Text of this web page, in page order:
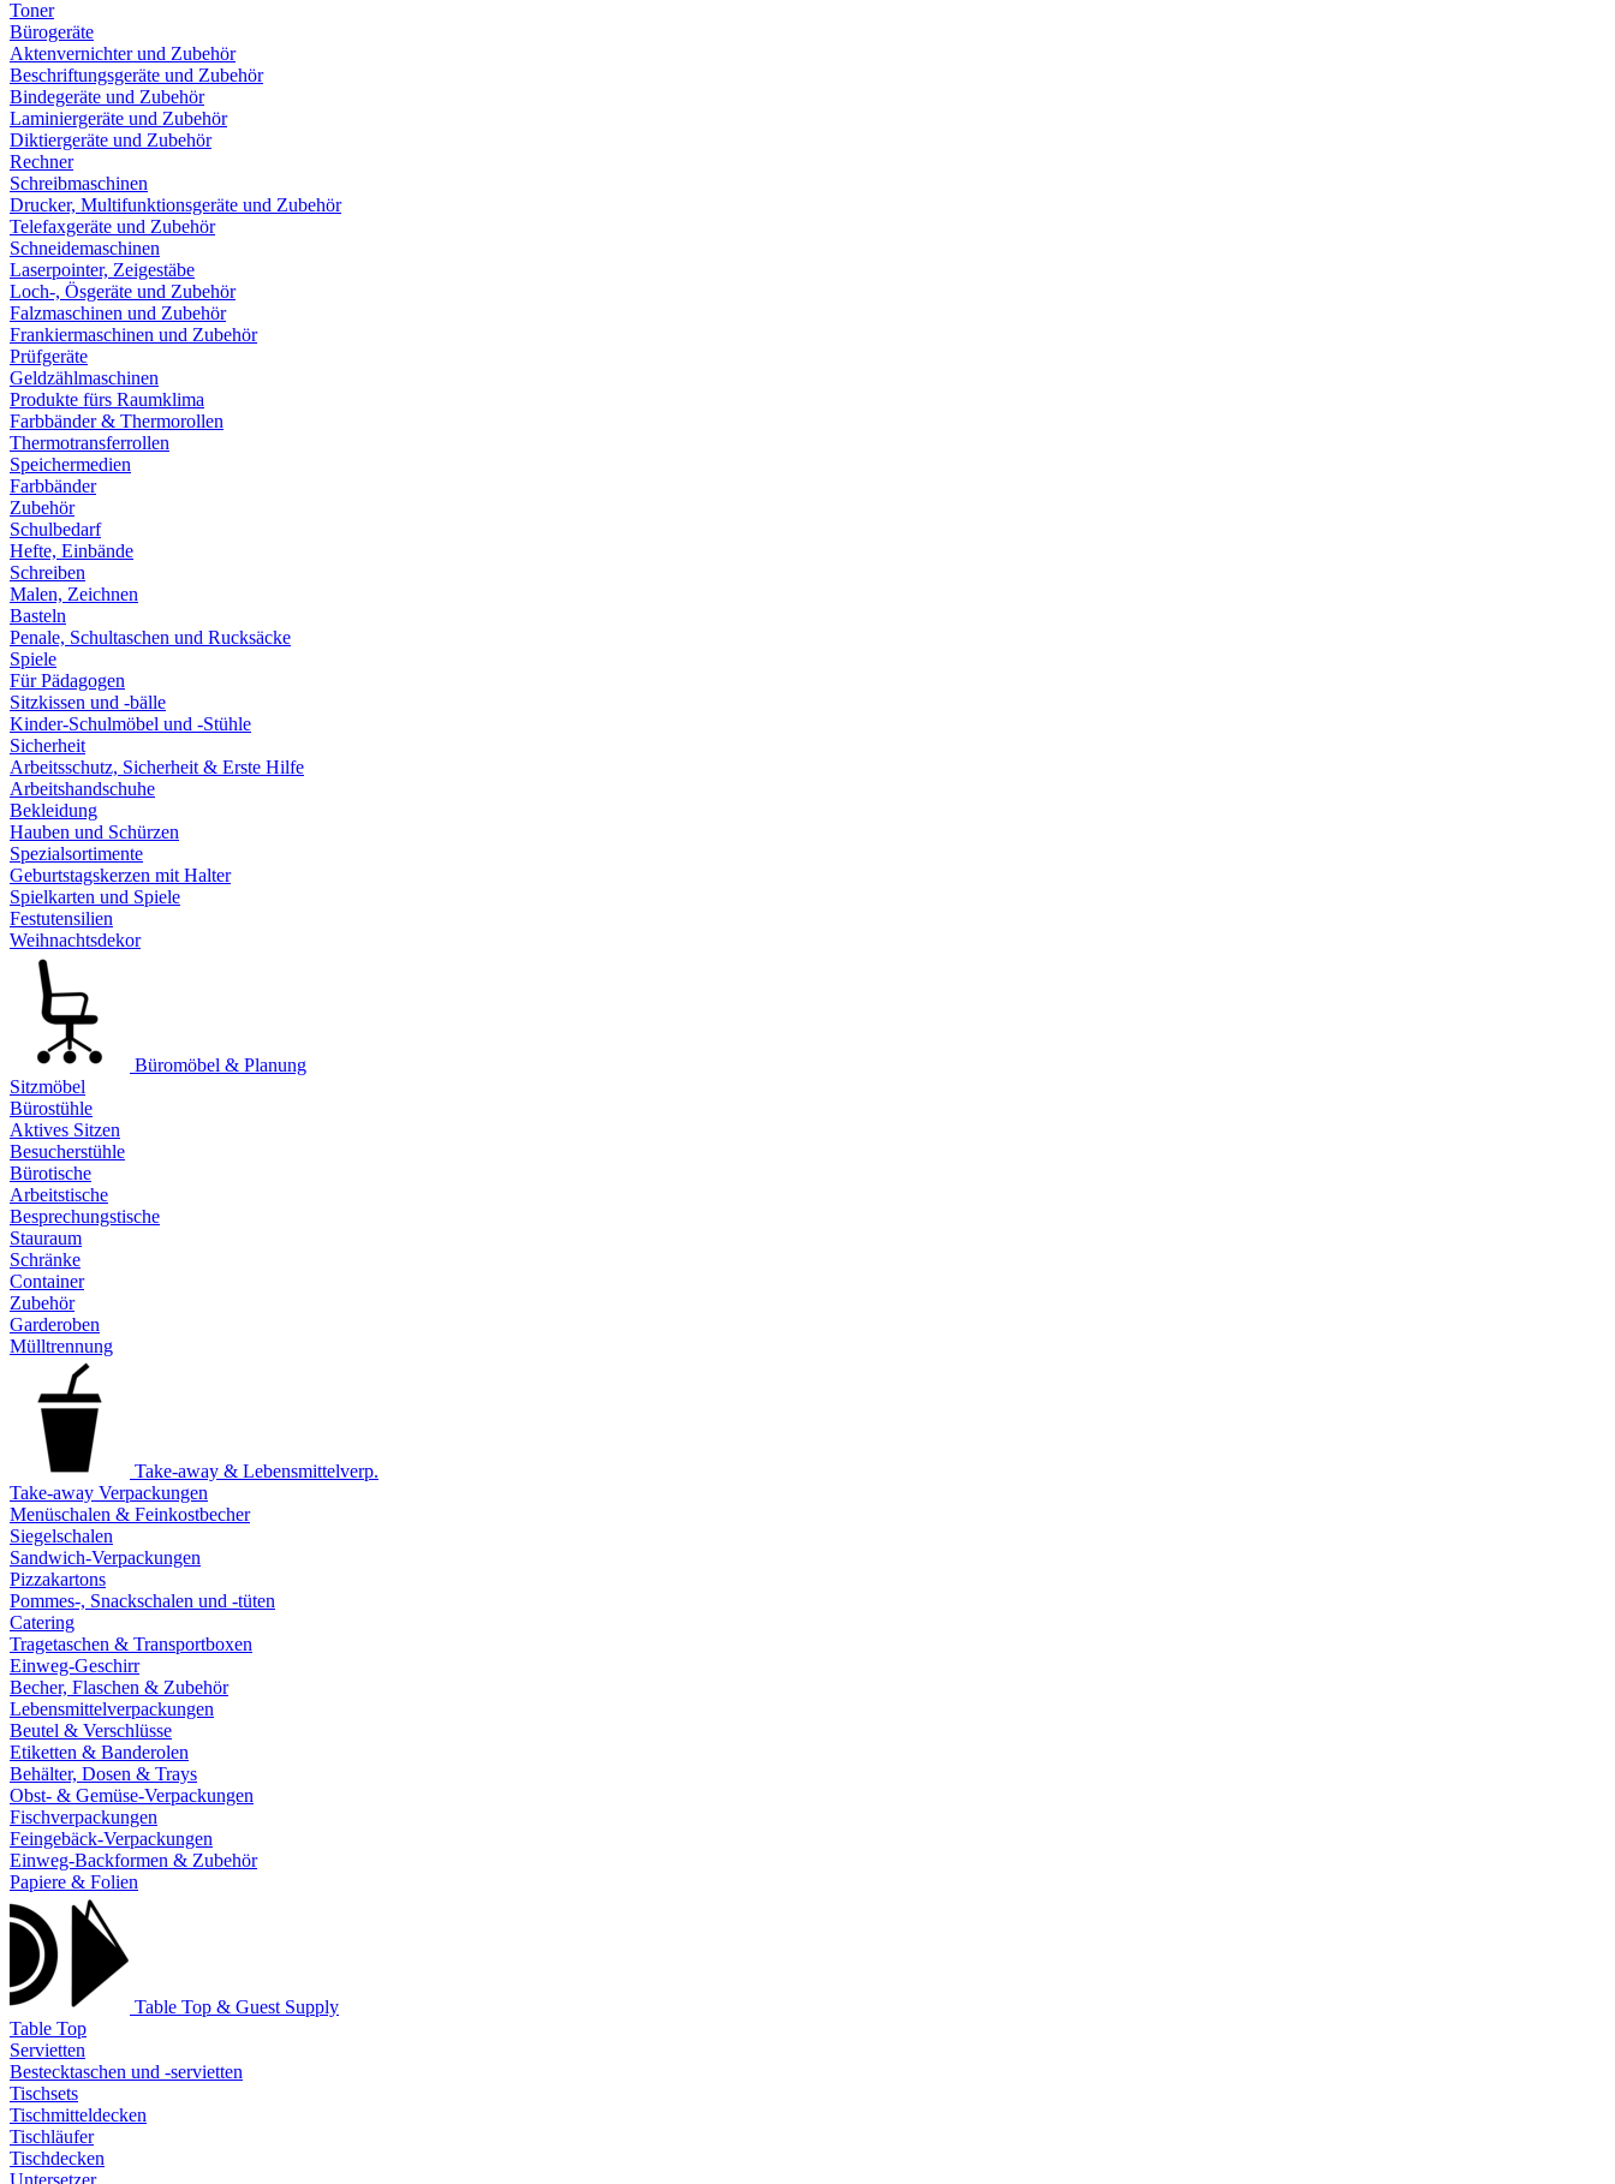
Toner
Bürogeräte
Aktenvernichter und Zubehör
Beschriftungsgeräte und Zubehör
Bindegeräte und Zubehör
Laminiergeräte und Zubehör
Diktiergeräte und Zubehör
Rechner
Schreibmaschinen
Drucker, Multifunktionsgeräte und Zubehör
Telefaxgeräte und Zubehör
Schneidemaschinen
Laserpointer, Zeigestäbe
Loch-, Ösgeräte und Zubehör
Falzmaschinen und Zubehör
Frankiermaschinen und Zubehör
Prüfgeräte
Geldzählmaschinen
Produkte fürs Raumklima
Farbbänder & Thermorollen
Thermotransferrollen
Speichermedien
Farbbänder
Zubehör
Schulbedarf
Hefte, Einbände
Schreiben
Malen, Zeichnen
Basteln
Penale, Schultaschen und Rucksäcke
Spiele
Für Pädagogen
Sitzkissen und -bälle
Kinder-Schulmöbel und -Stühle
Sicherheit
Arbeitsschutz, Sicherheit & Erste Hilfe
Arbeitshandschuhe
Bekleidung
Hauben und Schürzen
Spezialsortimente
Geburtstagskerzen mit Halter
Spielkarten und Spiele
Festutensilien
Weihnachtsdekor
Büromöbel & Planung
Sitzmöbel
Bürostühle
Aktives Sitzen
Besucherstühle
Bürotische
Arbeitstische
Besprechungstische
Stauraum
Schränke
Container
Zubehör
Garderoben
Mülltrennung
Take-away & Lebensmittelverp.
Take-away Verpackungen
Menüschalen & Feinkostbecher
Siegelschalen
Sandwich-Verpackungen
Pizzakartons
Pommes-, Snackschalen und -tüten
Catering
Tragetaschen & Transportboxen
Einweg-Geschirr
Becher, Flaschen & Zubehör
Lebensmittelverpackungen
Beutel & Verschlüsse
Etiketten & Banderolen
Behälter, Dosen & Trays
Obst- & Gemüse-Verpackungen
Fischverpackungen
Feingebäck-Verpackungen
Einweg-Backformen & Zubehör
Papiere & Folien
Table Top & Guest Supply
Table Top
Servietten
Bestecktaschen und -servietten
Tischsets
Tischmitteldecken
Tischläufer
Tischdecken